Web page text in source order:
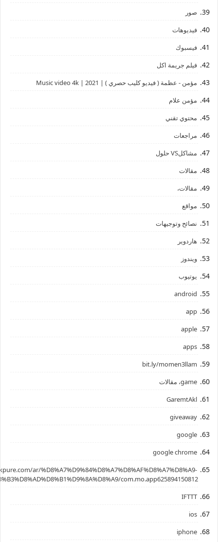
صور
فيديوهات
فيسبوك
فيلم جريمة اكل
مؤمن - عظمة ( فيديو كليب حصري ) | 2021 | Music video 4k
مؤمن علام
محتوي تقني
مراجعات
مشاكلVS حلول
مقالات
مقالات،
مواقع
نصائح وتوجيهات
هاردوير
ويندوز
يوتيوب
android
app
apple
apps
bit.ly/momen3llam
game، مقالات
GaremtAkl
giveaway
google
google chrome
ar/%D8%A7%D9%84%D8%A7%D8%AF%D8%A7%D8%A9-
com.mo.app625894150812
IFTTT
ios
iphone